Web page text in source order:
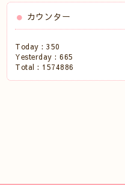
カウンター
Today :350
Yesterday :665
Total : 1574886